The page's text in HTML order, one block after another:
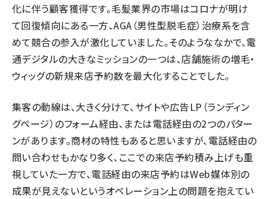
化に伴う顧客獲得です。毛髪業界の市場はコロナが明け
て回復傾向にある一方、AGA（男性型脱毛症）治療系を含
めて競合の参入が激化していました。そのようななかで、電
通デジタルの大きなミッションの一つは、店舗施術の増毛・
ウィッグの新規来店予約数を最大化することでした。
集客の動線は、大きく分けて、サイトや広告LP（ランディン
グページ）のフォーム経由、または電話経由の2つのパター
ンがあります。商材の特性もあると思いますが、電話経由の
問い合わせもかなり多く、ここでの来店予約積み上げも重
視していた一方で、電話経由の来店予約はWeb媒体別の
成果が見えないというオペレーション上の問題を抱えてい